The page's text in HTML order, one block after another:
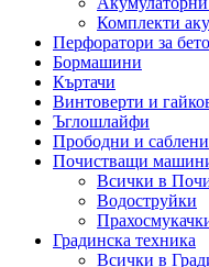
Комплекти
Перфоратори за
Бормашини
Къртачи
Винтоверти и
Ъглошлайфи
Прободни и
Почистващи
Всички в
Водоструйки
Градинска техника
Всички в